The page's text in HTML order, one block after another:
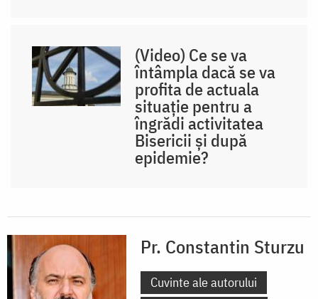
(Video) Ce se va
întâmpla dacă se va
profita de actuala
situație pentru a
îngrădi activitatea
Bisericii și după
epidemie?
Pr. Constantin Sturzu
Cuvinte ale autorului